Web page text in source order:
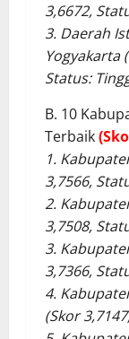
3,6672,
3. Daerah
Yogyakarta
Status:
B. 10
Terbaik
1.
3,7566,
2.
3,7508,
3.
3,7366,
4.
(Skor